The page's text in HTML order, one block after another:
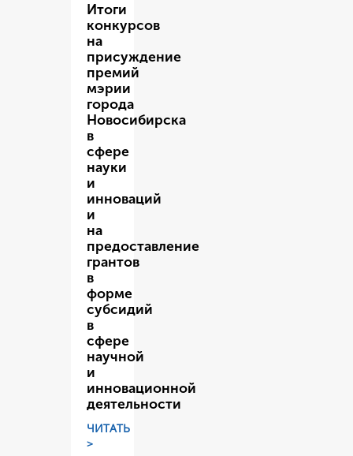
Итоги
конкурсов
на
присуждение
премий
мэрии
города
Новосибирска
в
сфере
науки
и
инноваций
и
на
предоставление
грантов
в
форме
субсидий
в
сфере
научной
и
инновационной
деятельности
ЧИТАТЬ
>